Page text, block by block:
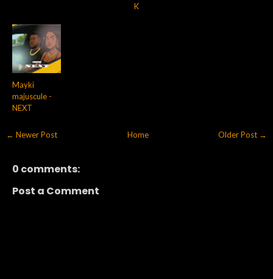
K
Mayki
majuscule -
NEXT
← Newer Post Older Post →
Home
0 comments:
Post a Comment